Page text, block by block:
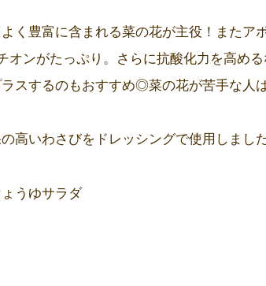
く豊富に含まれる菜の花が主役！またア
オンがたっぷり。さらに抗酸化力を高め
スするのもおすすめ◎菜の花が苦手な人
高いわさびをドレッシングで使用しまし
うゆサラダ